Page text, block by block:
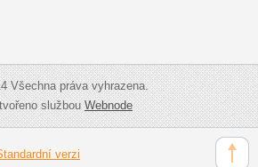
Všechna práva vyhrazena.
službouWebnode
verzi